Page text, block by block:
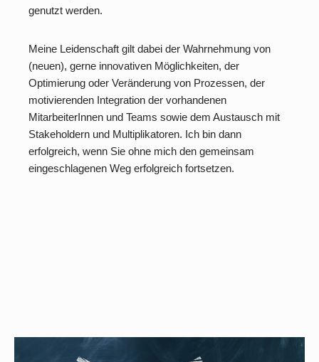
genutzt werden.
Meine Leidenschaft gilt dabei der Wahrnehmung von
(neuen), gerne innovativen Möglichkeiten, der
Optimierung oder Veränderung von Prozessen, der
motivierenden Integration der vorhandenen
MitarbeiterInnen und Teams sowie dem Austausch mit
Stakeholdern und Multiplikatoren. Ich bin dann
erfolgreich, wenn Sie ohne mich den gemeinsam
eingeschlagenen Weg erfolgreich fortsetzen.